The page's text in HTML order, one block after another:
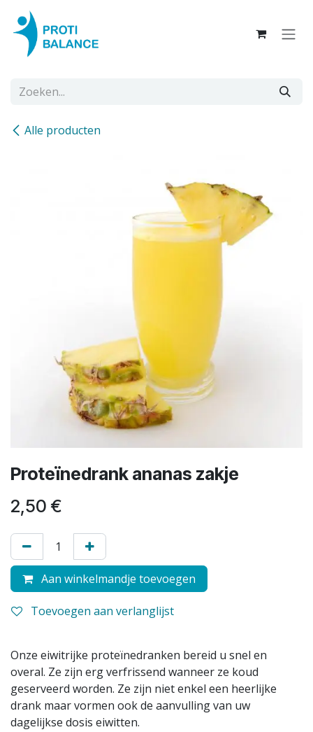
Overslaan naar inhoud
Alle producten
Proteïnedrank ananas zakje
2,50 €
Aan winkelmandje toevoegen
Toevoegen aan verlanglijst
Onze eiwitrijke proteïnedranken bereid u snel en
overal. Ze zijn erg verfrissend wanneer ze koud
geserveerd worden. Ze zijn niet enkel een heerlijke
drank maar vormen ook de aanvulling van uw
dagelijkse dosis eiwitten.